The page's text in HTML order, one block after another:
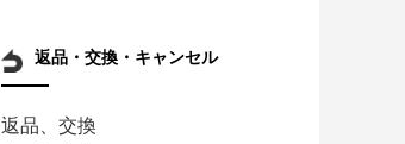
返品・交換・キャンセル
返品、交換